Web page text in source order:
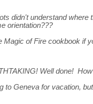
didn't understand
orientation???
Magic of Fire cookbook if
Well done!
to Geneva for vacation,